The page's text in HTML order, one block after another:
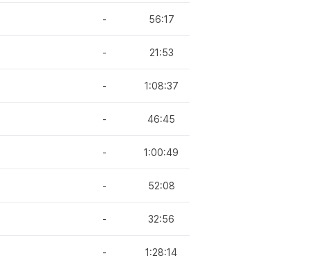
- 56:17
- 21:53
- 1:08:37
- 46:45
- 1:00:49
- 52:08
- 32:56
- 1:28:14